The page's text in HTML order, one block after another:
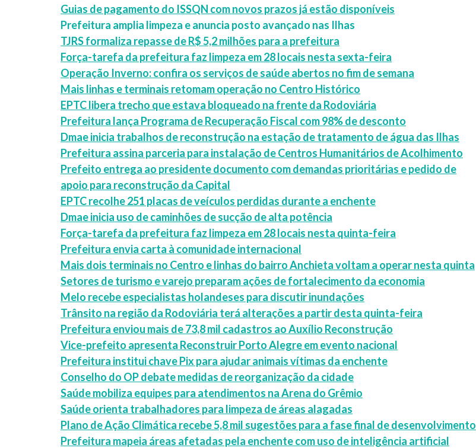
Guias de pagamento do ISSQN com novos prazos já estão disponíveis
Prefeitura amplia limpeza e anuncia posto avançado nas Ilhas
TJRS formaliza repasse de R$ 5,2 milhões para a prefeitura
Força-tarefa da prefeitura faz limpeza em 28 locais nesta sexta-feira
Operação Inverno: confira os serviços de saúde abertos no fim de semana
Mais linhas e terminais retomam operação no Centro Histórico
EPTC libera trecho que estava bloqueado na frente da Rodoviária
Prefeitura lança Programa de Recuperação Fiscal com 98% de desconto
Dmae inicia trabalhos de reconstrução na estação de tratamento de água das Ilhas
Prefeitura assina parceria para instalação de Centros Humanitários de Acolhimento
Prefeito entrega ao presidente documento com demandas prioritárias e pedido de
apoio para reconstrução da Capital
EPTC recolhe 251 placas de veículos perdidas durante a enchente
Dmae inicia uso de caminhões de sucção de alta potência
Força-tarefa da prefeitura faz limpeza em 28 locais nesta quinta-feira
Prefeitura envia carta à comunidade internacional
Mais dois terminais no Centro e linhas do bairro Anchieta voltam a operar nesta quinta
Setores de turismo e varejo preparam ações de fortalecimento da economia
Melo recebe especialistas holandeses para discutir inundações
Trânsito na região da Rodoviária terá alterações a partir desta quinta-feira
Prefeitura enviou mais de 73,8 mil cadastros ao Auxílio Reconstrução
Vice-prefeito apresenta Reconstruir Porto Alegre em evento nacional
Prefeitura institui chave Pix para ajudar animais vítimas da enchente
Conselho do OP debate medidas de reorganização da cidade
Saúde mobiliza equipes para atendimentos na Arena do Grêmio
Saúde orienta trabalhadores para limpeza de áreas alagadas
Plano de Ação Climática recebe 5,8 mil sugestões para a fase final de desenvolvimento
Prefeitura mapeia áreas afetadas pela enchente com uso de inteligência artificial